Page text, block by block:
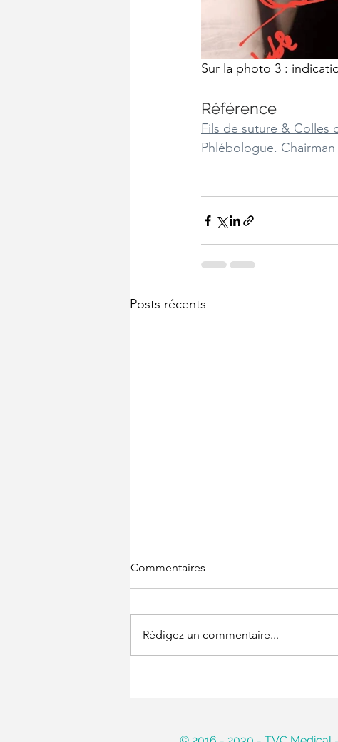
Sur la photo 3 :
Référence
Fils de suture & Colles
Phlébologue.
Posts récents
Commentaires
Rédigez un commentaire...